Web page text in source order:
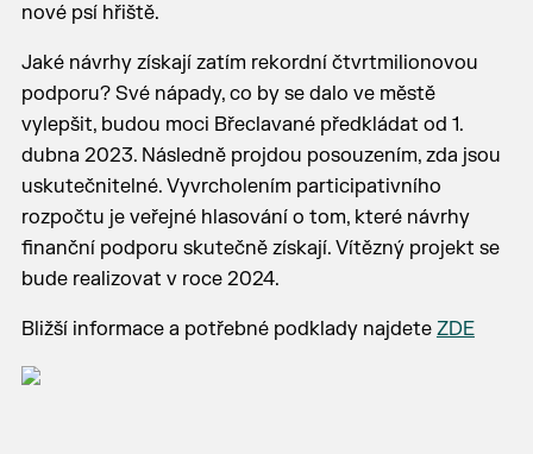
nové psí hřiště.
Jaké návrhy získají zatím rekordní čtvrtmilionovou
podporu? Své nápady, co by se dalo ve městě
vylepšit, budou moci Břeclavané předkládat od 1.
dubna 2023. Následně projdou posouzením, zda jsou
uskutečnitelné. Vyvrcholením participativního
rozpočtu je veřejné hlasování o tom, které návrhy
finanční podporu skutečně získají. Vítězný projekt se
bude realizovat v roce 2024.
Bližší informace a potřebné podklady najdete ZDE